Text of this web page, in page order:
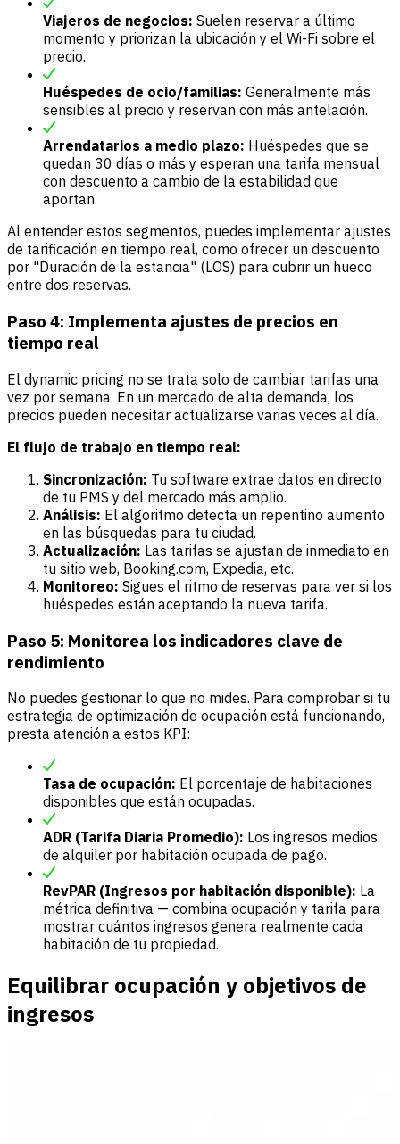
Viajeros de negocios: Suelen reservar a último
momento y priorizan la ubicación y el Wi-Fi sobre el
precio.
Huéspedes de ocio/familias: Generalmente más
sensibles al precio y reservan con más antelación.
Arrendatarios a medio plazo: Huéspedes que se
quedan 30 días o más y esperan una tarifa mensual
con descuento a cambio de la estabilidad que
aportan.
Al entender estos segmentos, puedes implementar ajustes
de tarificación en tiempo real, como ofrecer un descuento
por "Duración de la estancia" (LOS) para cubrir un hueco
entre dos reservas.
Paso 4: Implementa ajustes de precios en
tiempo real
El dynamic pricing no se trata solo de cambiar tarifas una
vez por semana. En un mercado de alta demanda, los
precios pueden necesitar actualizarse varias veces al día.
El flujo de trabajo en tiempo real:
Sincronización: Tu software extrae datos en directo
de tu PMS y del mercado más amplio.
Análisis: El algoritmo detecta un repentino aumento
en las búsquedas para tu ciudad.
Actualización: Las tarifas se ajustan de inmediato en
tu sitio web, Booking.com, Expedia, etc.
Monitoreo: Sigues el ritmo de reservas para ver si los
huéspedes están aceptando la nueva tarifa.
Paso 5: Monitorea los indicadores clave de
rendimiento
No puedes gestionar lo que no mides. Para comprobar si tu
estrategia de optimización de ocupación está funcionando,
presta atención a estos KPI:
Tasa de ocupación: El porcentaje de habitaciones
disponibles que están ocupadas.
ADR (Tarifa Diaria Promedio): Los ingresos medios
de alquiler por habitación ocupada de pago.
RevPAR (Ingresos por habitación disponible): La
métrica definitiva — combina ocupación y tarifa para
mostrar cuántos ingresos genera realmente cada
habitación de tu propiedad.
Equilibrar ocupación y objetivos de
ingresos